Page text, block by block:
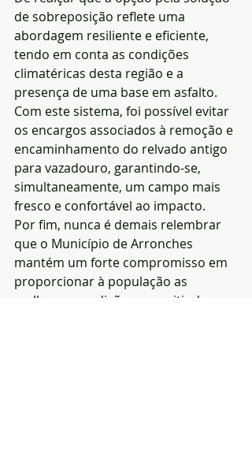
de sobreposição reflete uma
abordagem resiliente e eficiente,
tendo em conta as condições
climatéricas desta região e a
presença de uma base em asfalto.
Com este sistema, foi possível evitar
os encargos associados à remoção e
encaminhamento do relvado antigo
para vazadouro, garantindo-se,
simultaneamente, um campo mais
fresco e confortável ao impacto.
Por fim, nunca é demais relembrar
que o Município de Arronches
mantém um forte compromisso em
proporcionar à população as
melhores condições, permitindo que